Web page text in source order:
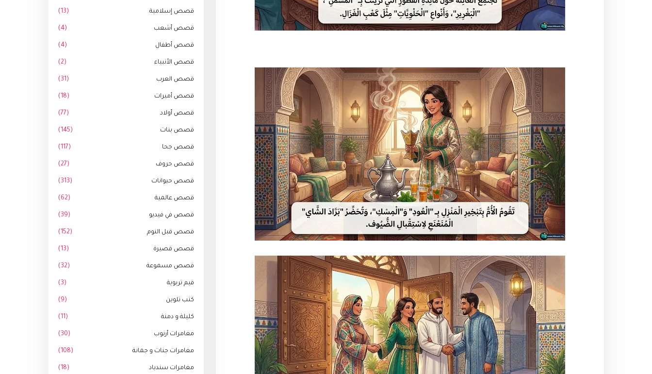
قصص إسلامية (13)
قصص أشعب (4)
قصص أطفال (4)
قصص الأنبياء (2)
قصص العرب (31)
قصص أميرات (18)
قصص أولاد (77)
قصص بنات (145)
قصص جحا (117)
قصص حروف (27)
قصص حيوانات (313)
قصص عالمية (62)
قصص في فيديو (39)
قصص قبل النوم (152)
قصص قصيرة (13)
قصص مسموعة (32)
قيم تربوية (3)
كتب تلوين (9)
كليلة و دمنة (11)
مغامرات أرنوب (30)
مغامرات جنات و جمانة (108)
مغامرات سندباد (18)